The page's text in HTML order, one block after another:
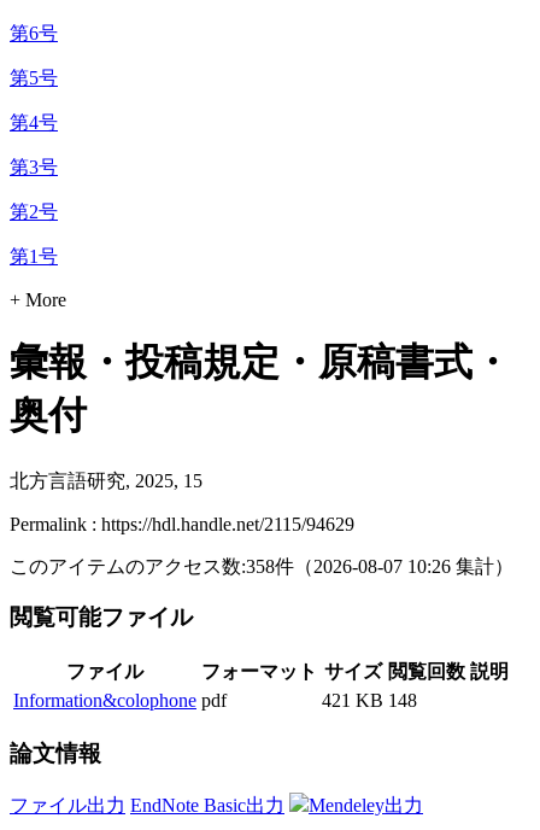
第6号
第5号
第4号
第3号
第2号
第1号
+ More
彙報・投稿規定・原稿書式・
奥付
北方言語研究, 2025, 15
Permalink : https://hdl.handle.net/2115/94629
このアイテムのアクセス数:358件 （2026-08-07 10:26 集計）
閲覧可能ファイル
ファイル フォーマット サイズ 閲覧回数 説明
Information&colophone pdf 421 KB 148
論文情報
ファイル出力 EndNote Basic出力 Mendeley出力